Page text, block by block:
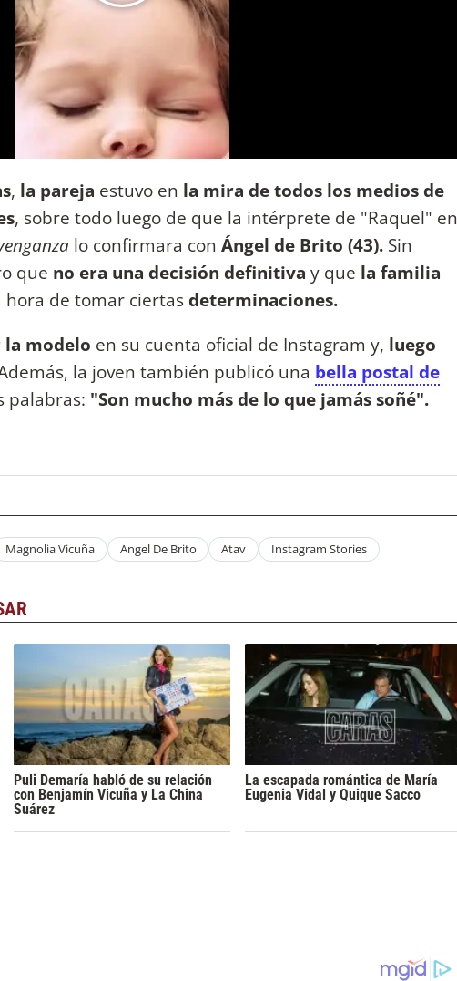
, la pareja estuvo en la mira de todos los medios de
, sobre todo luego de que la intérprete de "Raquel" en
lo confirmara con Ángel de Brito (43). Sin
que no era una decisión definitiva y que la familia
hora de tomar ciertasdeterminaciones.
la modelo en su cuenta oficial de Instagram y, luego
la joven también publicó una bella postal de
palabras: "Son mucho más de lo que jamás soñé".
Magnolia Vicuña Angel De Brito Atav Instagram Stories
Puli Demaría habló de su relación
con Benjamín Vicuña y La China
Suárez
La escapada romántica de María
Eugenia Vidal y Quique Sacco